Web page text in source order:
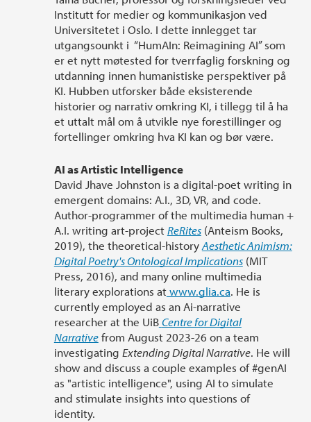
Institutt for medier og kommunikasjon ved
Universitetet i Oslo. I dette innlegget tar
utgangsounkt i “HumAIn: Reimagining AI” som
er et nytt møtested for tverrfaglig forskning og
utdanning innen humanistiske perspektiver på
KI. Hubben utforsker både eksisterende
historier og narrativ omkring KI, i tillegg til å ha
et uttalt mål om å utvikle nye forestillinger og
fortellinger omkring hva KI kan og bør være.
AI as Artistic Intelligence
David Jhave Johnston is a digital-poet writing in
emergent domains: A.I., 3D, VR, and code.
Author-programmer of the multimedia human +
A.I. writing art-projectReRites(Anteism Books,
2019), the theoretical-historyAesthetic Animism:
Digital Poetry's Ontological Implications(MIT
Press, 2016), and many online multimedia
literary explorations atwww.glia.ca. He is
currently employed as an Ai-narrative
researcher at the UiB Centre for Digital
Narrativefrom August 2023-26 on a team
investigating Extending Digital Narrative. He will
show and discuss a couple examples of #genAI
as "artistic intelligence", using AI to simulate
and stimulate insights into questions of
identity.